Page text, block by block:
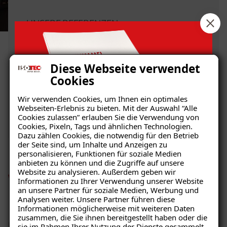
Diese Webseite verwendet
Cookies
Wir verwenden Cookies, um Ihnen ein optimales
Webseiten-Erlebnis zu bieten. Mit der Auswahl “Alle
Cookies zulassen” erlauben Sie die Verwendung von
Cookies, Pixeln, Tags und ähnlichen Technologien.
Dazu zählen Cookies, die notwendig für den Betrieb
der Seite sind, um Inhalte und Anzeigen zu
personalisieren, Funktionen für soziale Medien
anbieten zu können und die Zugriffe auf unsere
Website zu analysieren. Außerdem geben wir
Informationen zu Ihrer Verwendung unserer Website
an unsere Partner für soziale Medien, Werbung und
Analysen weiter. Unsere Partner führen diese
Informationen möglicherweise mit weiteren Daten
zusammen, die Sie ihnen bereitgestellt haben oder die
UNSERE REFERENZEN
Unsere zufriedenen
Kunden im Raum
Großheubach
Mehr erfahren
Wie Sie effektiv Echten
Hausschwamm vorbeugen
Da der Echte Hausschwamm nur bei einem erhöhten
Ratgeber „Schimmel“
– jetzt kostenlos erhalten!